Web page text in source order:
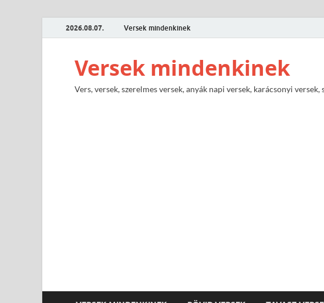
2026.08.07. Versek mindenkinek
Versek mindenkinek
Vers, versek, szerelmes versek, anyák napi versek, karácsonyi